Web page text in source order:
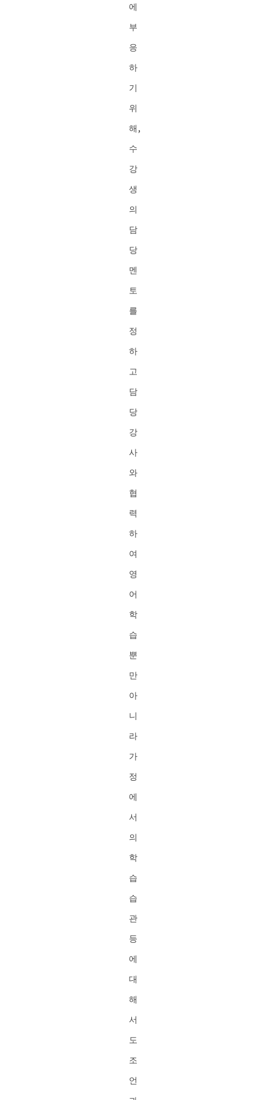
에
부
응
하
기
위
해,
수
강
생
의
담
당
멘
토
를
정
하
고
담
당
강
사
와
협
력
하
여
영
어
학
습
뿐
만
아
니
라
가
정
에
서
의
학
습
습
관
등
에
대
해
서
도
조
언